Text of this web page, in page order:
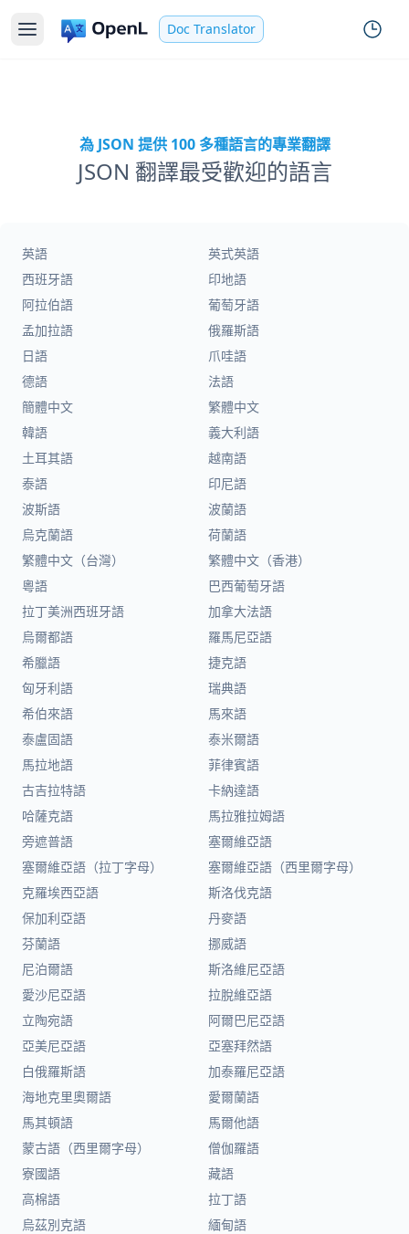
Doc Translator
為 JSON 提供 100 多種語言的專業翻譯
JSON 翻譯最受歡迎的語言
英語
英式英語
西班牙語
印地語
阿拉伯語
葡萄牙語
孟加拉語
俄羅斯語
日語
爪哇語
德語
法語
簡體中文
繁體中文
韓語
義大利語
土耳其語
越南語
泰語
印尼語
波斯語
波蘭語
烏克蘭語
荷蘭語
繁體中文（台灣）
繁體中文（香港）
粵語
巴西葡萄牙語
拉丁美洲西班牙語
加拿大法語
烏爾都語
羅馬尼亞語
希臘語
捷克語
匈牙利語
瑞典語
希伯來語
馬來語
泰盧固語
泰米爾語
馬拉地語
菲律賓語
古吉拉特語
卡納達語
哈薩克語
馬拉雅拉姆語
旁遮普語
塞爾維亞語
塞爾維亞語（拉丁字母）
塞爾維亞語（西里爾字母）
克羅埃西亞語
斯洛伐克語
保加利亞語
丹麥語
芬蘭語
挪威語
尼泊爾語
斯洛維尼亞語
愛沙尼亞語
拉脫維亞語
立陶宛語
阿爾巴尼亞語
亞美尼亞語
亞塞拜然語
白俄羅斯語
加泰羅尼亞語
海地克里奧爾語
愛爾蘭語
馬其頓語
馬爾他語
蒙古語（西里爾字母）
僧伽羅語
寮國語
藏語
高棉語
拉丁語
烏茲別克語
緬甸語